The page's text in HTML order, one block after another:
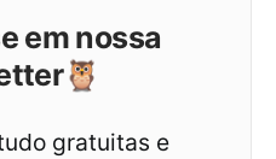
em nossa
gratuitas e